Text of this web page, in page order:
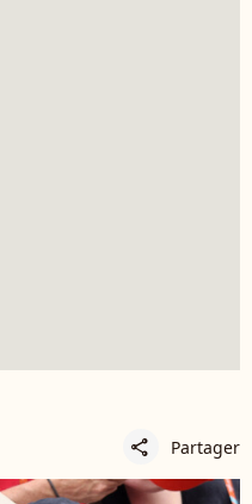
share Partager